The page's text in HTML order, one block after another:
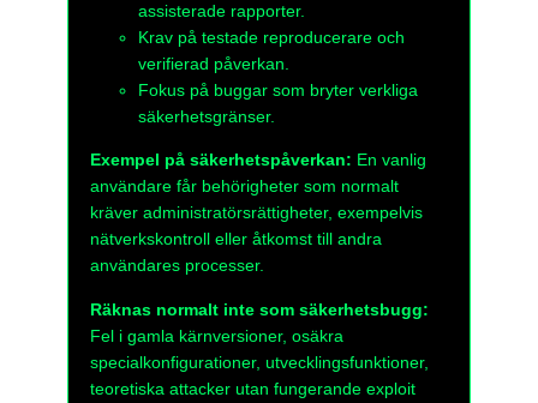
assisterade rapporter.
Krav på testade reproducerare och
verifierad påverkan.
Fokus på buggar som bryter verkliga
säkerhetsgränser.
Exempel på säkerhetspåverkan: En vanlig
användare får behörigheter som normalt
kräver administratörsrättigheter, exempelvis
nätverkskontroll eller åtkomst till andra
användares processer.
Räknas normalt inte som säkerhetsbugg:
Fel i gamla kärnversioner, osäkra
specialkonfigurationer, utvecklingsfunktioner,
teoretiska attacker utan fungerande exploit